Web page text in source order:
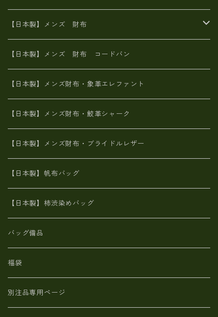
メタリック
革友禅染め
ポーテッド
メタリック
革友禅染め
ヌメ革
がま口財布
革友禅染め
山羊革
火山灰染め
名刺入れ・キーケース、他
【日本製】メンズ 財布
象革エレファント【日本製】メンズ 財布
鮫革シャーク【日本製】メンズ 財布
ブライドルレザー【日本製】メンズ 財布
MAISON de HIROAN 【日本製】メンズ 財布
栃木レザー 【日本製】メンズ 財布
革小物・財布【日本製】メンズ レディース
【日本製】メンズ 財布 アザラシ革(シールスキン)
【日本製】メンズ 財布 コードバン
【日本製】メンズ財布・象革エレファント
【日本製】メンズ財布・鮫革シャーク
【日本製】メンズ財布・ブライドルレザー
【日本製】帆布バッグ
【日本製】柿渋染めバッグ
バッグ備品
福袋
別注品専用ページ